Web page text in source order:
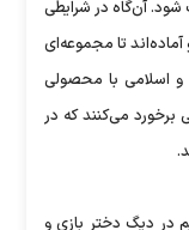
آن‌گاه در شرایطی
تا مجموعه‌ای
اسلامی با محصولی
برخورد می‌كنند كه در
است كه از هول فارسی ۱ بیفتیم در دیگ دختر بازی و